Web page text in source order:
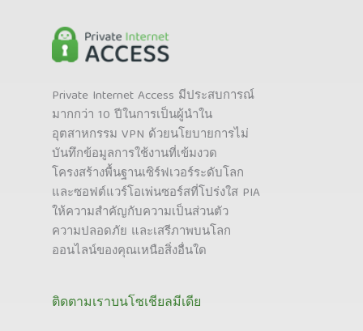
Private Internet Access มีประสบการณ์
มากกว่า 10 ปีในการเป็นผู้นำใน
อุตสาหกรรม VPN ด้วยนโยบายการไม่
บันทึกข้อมูลการใช้งานที่เข้มงวด
โครงสร้างพื้นฐานเซิร์ฟเวอร์ระดับโลก
และซอฟต์แวร์โอเพ่นซอร์สที่โปร่งใส PIA
ให้ความสำคัญกับความเป็นส่วนตัว
ความปลอดภัย และเสรีภาพบนโลก
ออนไลน์ของคุณเหนือสิ่งอื่นใด
ติดตามเราบนโซเชียลมีเดีย